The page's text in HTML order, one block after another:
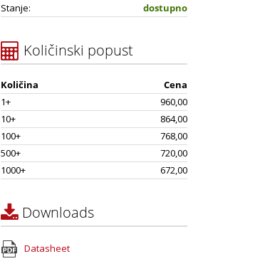
Stanje: dostupno
Količinski popust
Količina
Cena
1+
960,00
10+
864,00
100+
768,00
500+
720,00
1000+
672,00
Downloads
Datasheet